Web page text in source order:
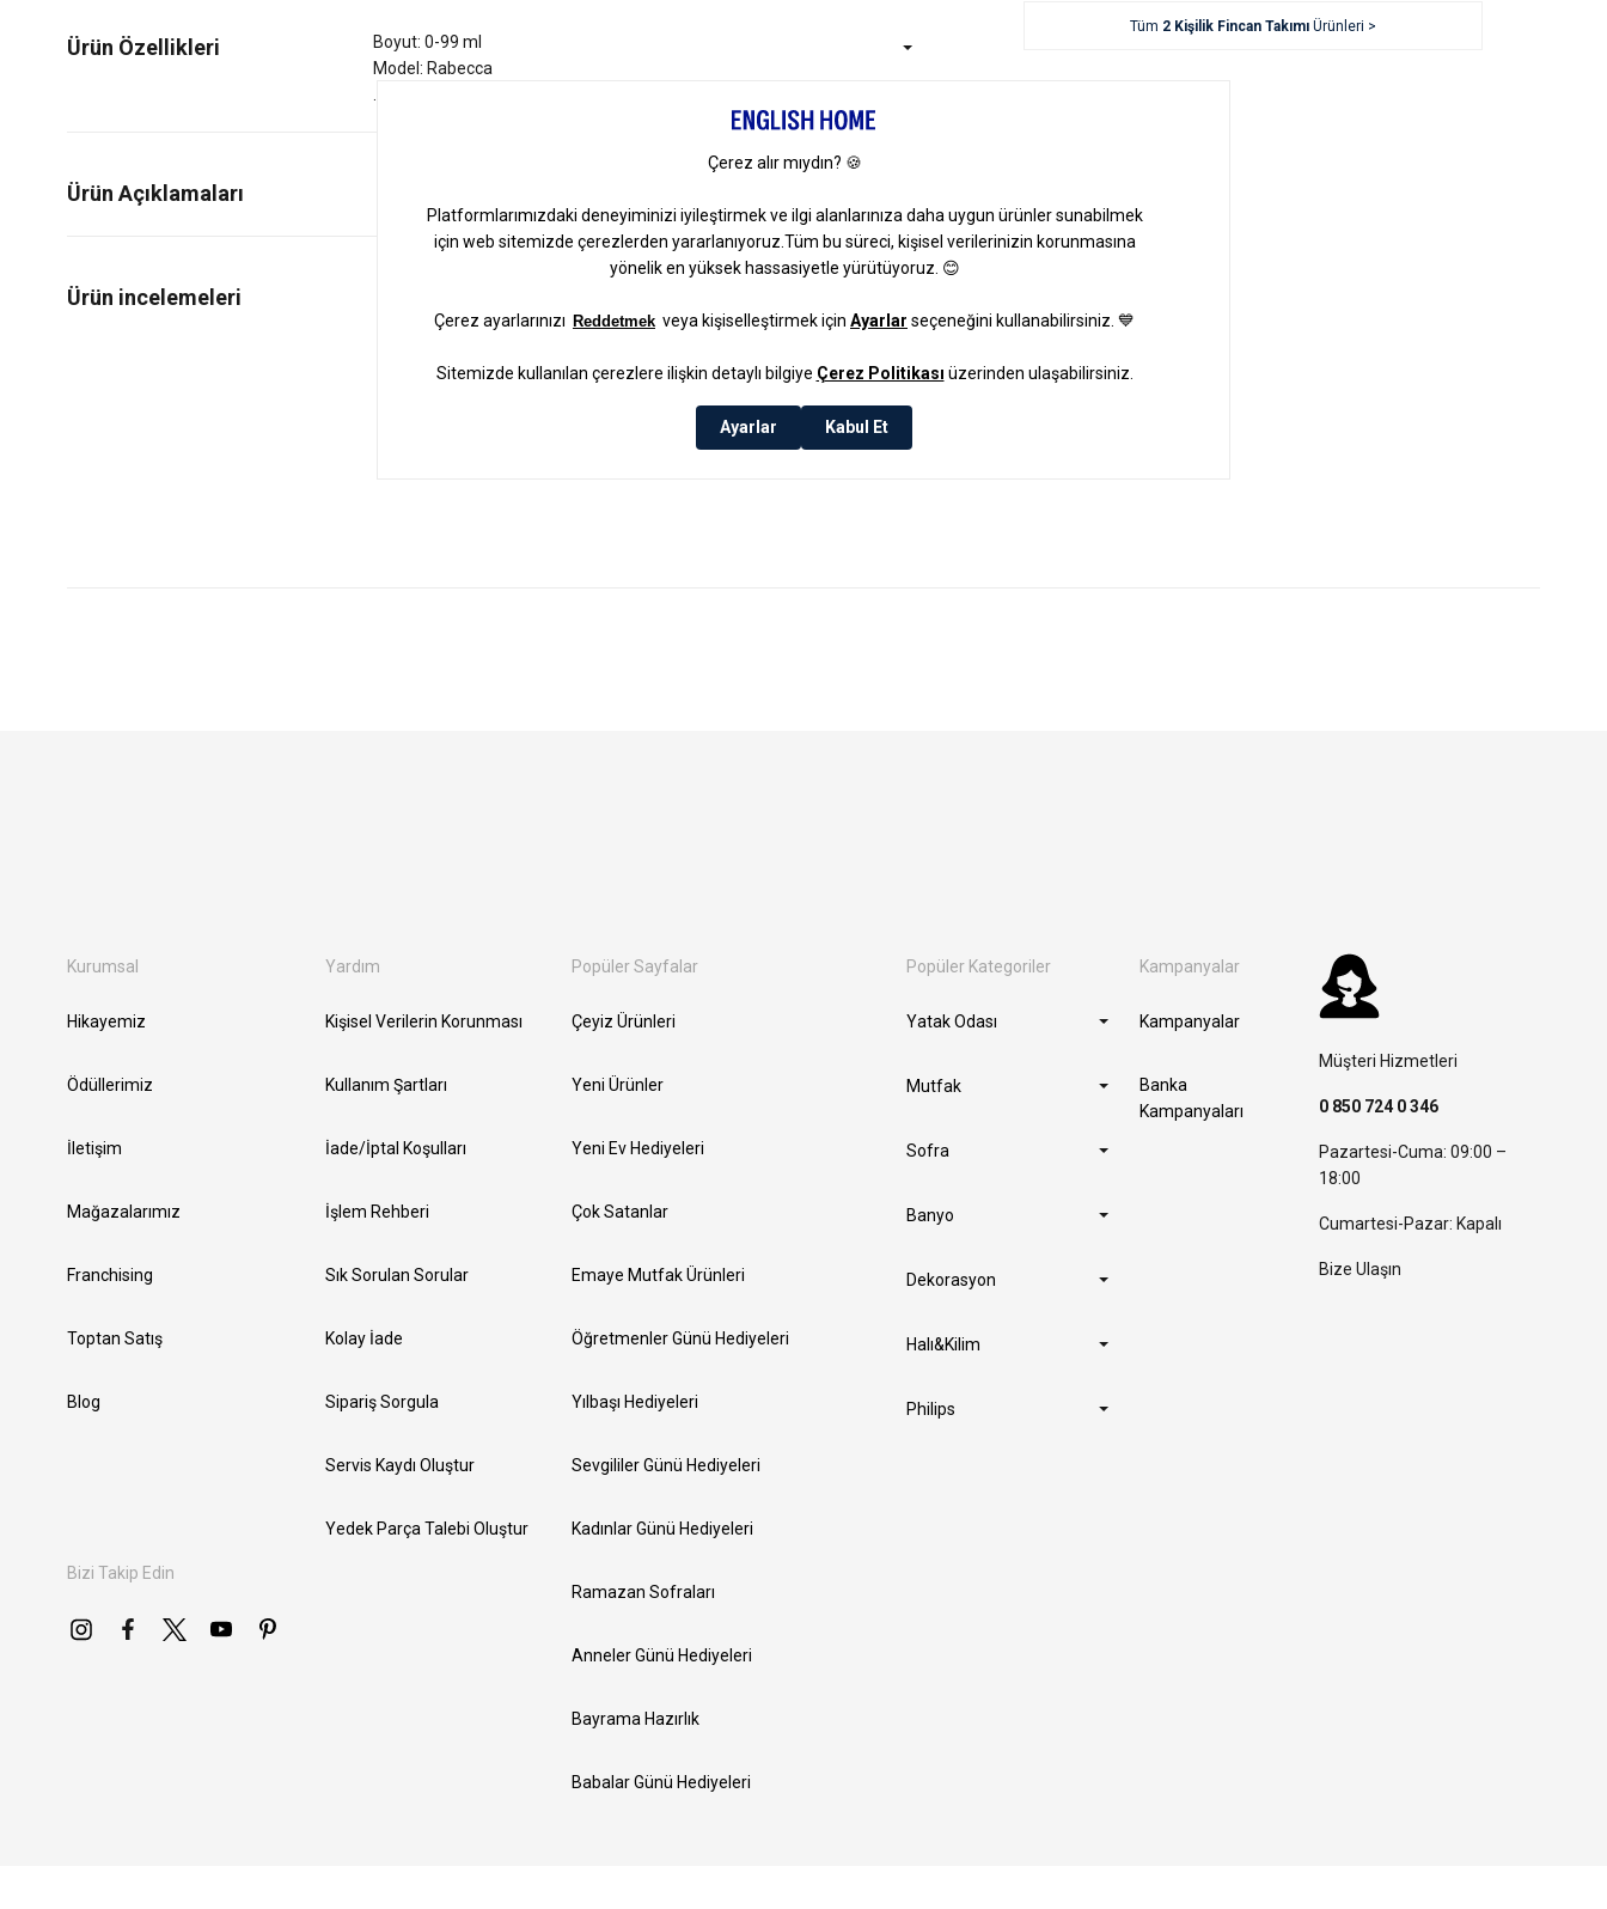
Ürün Özellikleri
Boyut: 0-99 ml
Model: Rabecca
Ürün Açıklamaları
Tüm 2 Kişilik Fincan Takımı Ürünleri >
Kurumsal
Hikayemiz
Ödüllerimiz
İletişim
Mağazalarımız
Franchising
Toptan Satış
Blog
Bizi Takip Edin
Yardım
Kişisel Verilerin Korunması
Kullanım Şartları
İade/İptal Koşulları
İşlem Rehberi
Sık Sorulan Sorular
Kolay İade
Sipariş Sorgula
Servis Kaydı Oluştur
Yedek Parça Talebi Oluştur
Popüler Sayfalar
Çeyiz Ürünleri
Yeni Ürünler
Yeni Ev Hediyeleri
Çok Satanlar
Emaye Mutfak Ürünleri
Öğretmenler Günü Hediyeleri
Yılbaşı Hediyeleri
Sevgililer Günü Hediyeleri
Kadınlar Günü Hediyeleri
Ramazan Sofraları
Anneler Günü Hediyeleri
Bayrama Hazırlık
Babalar Günü Hediyeleri
Popüler Kategoriler
Yatak Odası
Mutfak
Sofra
Banyo
Dekorasyon
Halı&Kilim
Philips
Kampanyalar
Kampanyalar
Banka
Kampanyaları
Müşteri Hizmetleri
0 850 724 0 346
Pazartesi-Cuma: 09:00 –
18:00
Cumartesi-Pazar: Kapalı
Bize Ulaşın